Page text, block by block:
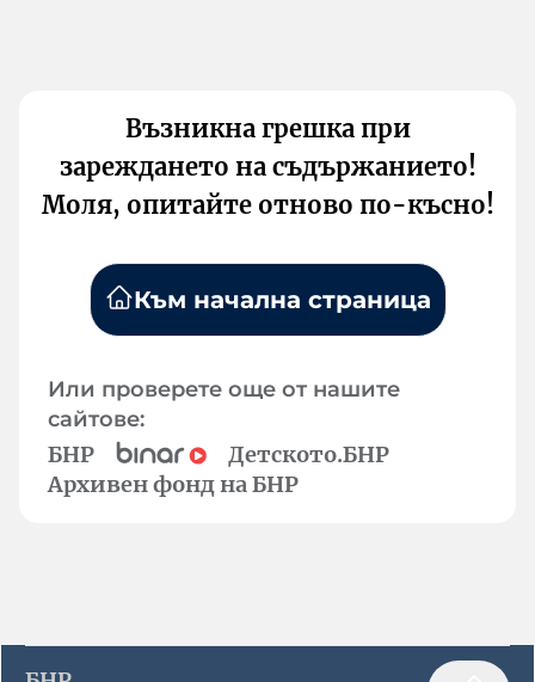
Възникна грешка при
зареждането на съдържанието!
Моля, опитайте отново по-късно!
Към начална страница
Или проверете още от нашите
сайтове:
БНР
Детското.БНР
Архивен фонд на БНР